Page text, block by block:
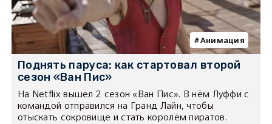
Анимация
Поднять паруса: как стартовал второй
сезон «Ван Пис»
На Netflix вышел 2 сезон «Ван Пис». В нём Луффи с
командой отправился на Гранд Лайн, чтобы
отыскать сокровище и стать королём пиратов.